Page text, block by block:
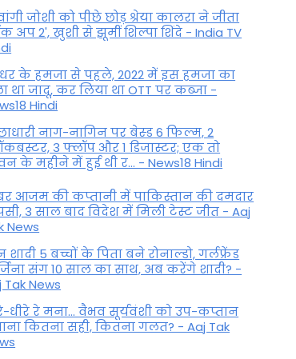
जोशी को पीछे छोड़ श्रेया कालरा ने जीता
अप 2', खुशी से झूमीं शिल्पा शिंदे - India TV
के हमजा से पहले, 2022 में इस हमजा का
था जादू, कर लिया था OTT पर कब्जा -
Hindi
नाग-नागिन पर बेस्ड 6 फिल्म, 2
3 फ्लॉप और 1 डिजास्टर; एक तो
के महीने में हुई थी र... - News18 Hindi
आजम की कप्तानी में पाकिस्तान की दमदार
3 साल बाद विदेश में मिली टेस्ट जीत - Aaj
News
शादी 5 बच्चों के पिता बने रोनाल्डो, गर्लफ्रेंड
संग 10 साल का साथ, अब करेंगे शादी? -
Tak News
धीरे रे मना… वैभव सूर्यवंशी को उप-कप्तान
कितना सही, कितना गलत? - Aaj Tak